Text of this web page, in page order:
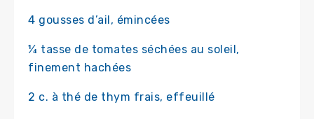
4 gousses d’ail, émincées
¼ tasse de tomates séchées au soleil,
finement hachées
2 c. à thé de thym frais, effeuillé